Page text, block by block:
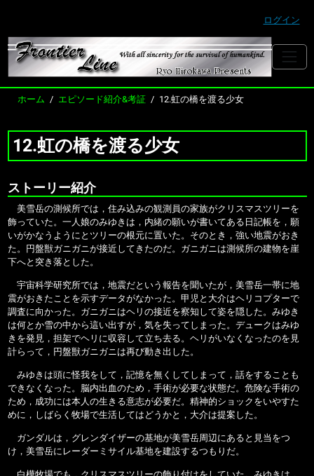
ログイン
ホーム エピソード紹介&考証 12.虹の橋を渡る少女
12.虹の橋を渡る少女
ストーリー紹介
美雪岳の測候所では，住み込みの観測員の家族がクリスマスツリーを
飾っていた。一人娘のみゆきは，内緒の願いが書いてある日記帳を，願
いがかなうようにとツリーの根元に置いた。そのとき，強い地震がおき
た。円盤獣ガニガニが接近してきたのだ。ガニガニは測候所の建物を崖
下へと突き落とした。
宇宙科学研究所では，地震だという報告を聞いたが，美雪岳一帯に地
震がおきたことを示すデータがなかった。甲児と大介はヘリコプターで
調査に向かった。ガニガニはヘリの接近を察知して姿を隠した。みゆき
は何とか雪の中から這い出すが，気を失ってしまった。デュークはみゆ
きを発見，担架でヘリに収容して立ち去る。ヘリがいなくなったのを見
計らって，円盤獣ガニガニは再び動き出した。
みゆきは頭に怪我をして，記憶を無くしてしまって，話をすることも
できなくなった。脳内出血のため，手術が必要な状態だ。危険な手術の
ため，成功には本人の生きる意志が必要だ。精神的ショックをいやすた
めに，しばらく牧場で生活してはどうかと，大介は提案した。
ガンダルは，グレンダイザーの基地が美雪岳周辺にあると見当をつ
け，美雪岳にレーダーミサイル基地を建設するつもりだ。